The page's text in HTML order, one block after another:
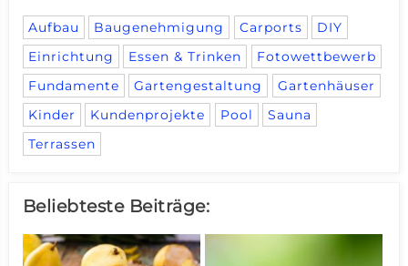
Aufbau Baugenehmigung Carports
DIY
Einrichtung
Essen & Trinken
Fotowettbewerb
Fundamente
Gartengestaltung
Gartenhäuser
Kinder
Kundenprojekte Pool
Sauna
Terrassen
Beliebteste Beiträge: